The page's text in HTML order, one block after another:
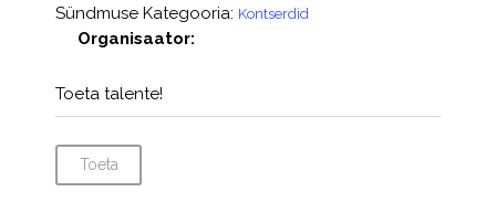
Sündmuse Kategooria: Kontserdid
Organisaator:
Toeta talente!
Toeta